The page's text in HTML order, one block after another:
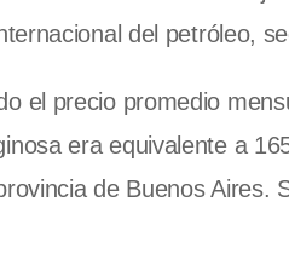
del petróleo,
el precio promedio
era equivalente a
de Buenos